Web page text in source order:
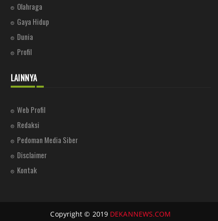
Olahraga
Gaya Hidup
Dunia
Profil
LAINNYA
Web Profil
Redaksi
Pedoman Media Siber
Disclaimer
Kontak
Copyright © 2019 DEKANNEWS.COM